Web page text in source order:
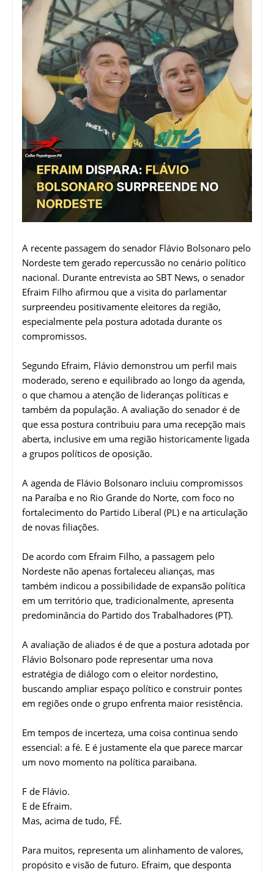
A recente passagem do senador Flávio Bolsonaro pelo
Nordeste tem gerado repercussão no cenário político
nacional. Durante entrevista ao SBT News, o senador
Efraim Filho afirmou que a visita do parlamentar
surpreendeu positivamente eleitores da região,
especialmente pela postura adotada durante os
compromissos.
Segundo Efraim, Flávio demonstrou um perfil mais
moderado, sereno e equilibrado ao longo da agenda,
o que chamou a atenção de lideranças políticas e
também da população. A avaliação do senador é de
que essa postura contribuiu para uma recepção mais
aberta, inclusive em uma região historicamente ligada
a grupos políticos de oposição.
A agenda de Flávio Bolsonaro incluiu compromissos
na Paraíba e no Rio Grande do Norte, com foco no
fortalecimento do Partido Liberal (PL) e na articulação
de novas filiações.
De acordo com Efraim Filho, a passagem pelo
Nordeste não apenas fortaleceu alianças, mas
também indicou a possibilidade de expansão política
em um território que, tradicionalmente, apresenta
predominância do Partido dos Trabalhadores (PT).
A avaliação de aliados é de que a postura adotada por
Flávio Bolsonaro pode representar uma nova
estratégia de diálogo com o eleitor nordestino,
buscando ampliar espaço político e construir pontes
em regiões onde o grupo enfrenta maior resistência.
Em tempos de incerteza, uma coisa continua sendo
essencial: a fé. E é justamente ela que parece marcar
um novo momento na política paraibana.
F de Flávio.
E de Efraim.
Mas, acima de tudo, FÉ.
Para muitos, representa um alinhamento de valores,
propósito e visão de futuro. Efraim, que desponta